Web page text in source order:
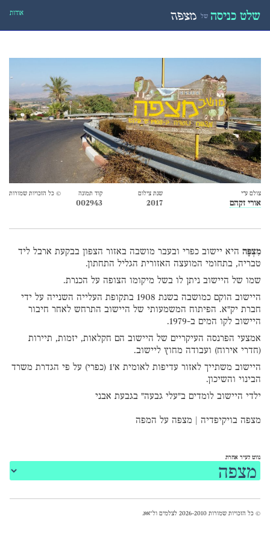
שלט כניסה של מצפה אודות
צולם ע״י
אורי זקהם
שנת צילום
2017
קוד תמונה
002943
© כל הזכויות שמורות
מִצְפָּה היא יישוב כפרי ובעבר מושבה באזור הצפון בבקעת ארבל ליד
טבריה, בתחומי המועצה האזורית הגליל התחתון.
שמו של היישוב ניתן לו בשל מיקומו הצופה על הכנרת.
היישוב הוקם כמושבה בשנת 1908 בתקופת העלייה השנייה על ידי
חברת יק"א. הפיתוח המשמעותי של היישוב התרחש לאחר חיבור
היישוב לקו המים ב-1979.
אמצעי הפרנסה העיקריים של היישוב הם חקלאות, יזמות, תיירות
(חדרי אירוח) ועבודה מחוץ ליישוב.
היישוב משתייך לאזור עדיפות לאומית א'1 (כפרי) על פי הגדרת משרד
הבינוי והשיכון.
ילדי היישוב לומדים ב"עלי גבעה" בגבעת אבני
מצפה בויקיפדיה מצפה על המפה
נווט לעיר אחרת
© כל הזכויות שמורות 2026-2010 לצלמים ול־ אאא.